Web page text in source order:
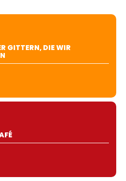
GITTERN, DIE WIR